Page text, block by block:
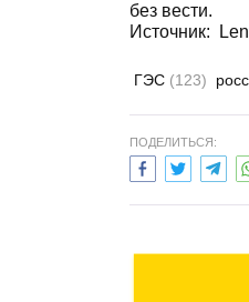
без вести.
Источник:
ГЭС (123)
ПОДЕЛИТЬСЯ: